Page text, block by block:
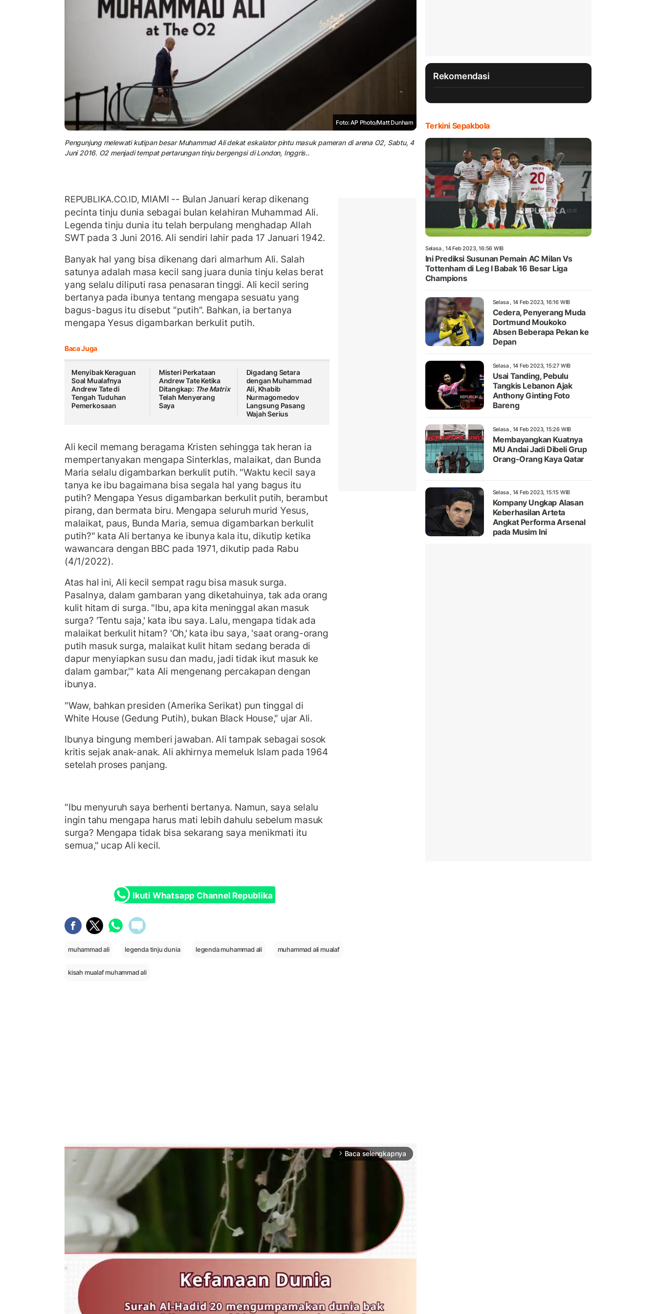
Foto: AP Photo/Matt Dunham
Pengunjung melewati kutipan besar Muhammad Ali dekat eskalator pintu masuk pameran di arena O2, Sabtu, 4
Juni 2016. O2 menjadi tempat pertarungan tinju bergengsi di London, Inggris..
REPUBLIKA.CO.ID, MIAMI -- Bulan Januari kerap dikenang
pecinta tinju dunia sebagai bulan kelahiran Muhammad Ali.
Legenda tinju dunia itu telah berpulang menghadap Allah
SWT pada 3 Juni 2016. Ali sendiri lahir pada 17 Januari 1942.
Banyak hal yang bisa dikenang dari almarhum Ali. Salah
satunya adalah masa kecil sang juara dunia tinju kelas berat
yang selalu diliputi rasa penasaran tinggi. Ali kecil sering
bertanya pada ibunya tentang mengapa sesuatu yang
bagus-bagus itu disebut "putih". Bahkan, ia bertanya
mengapa Yesus digambarkan berkulit putih.
Baca Juga
Menyibak Keraguan
Soal Mualafnya
Andrew Tate di
Tengah Tuduhan
Pemerkosaan
Misteri Perkataan
Andrew Tate Ketika
Ditangkap: The Matrix
Telah Menyerang
Saya
Digadang Setara
dengan Muhammad
Ali, Khabib
Nurmagomedov
Langsung Pasang
Wajah Serius
Ali kecil memang beragama Kristen sehingga tak heran ia
mempertanyakan mengapa Sinterklas, malaikat, dan Bunda
Maria selalu digambarkan berkulit putih. "Waktu kecil saya
tanya ke ibu bagaimana bisa segala hal yang bagus itu
putih? Mengapa Yesus digambarkan berkulit putih, berambut
pirang, dan bermata biru. Mengapa seluruh murid Yesus,
malaikat, paus, Bunda Maria, semua digambarkan berkulit
putih?" kata Ali bertanya ke ibunya kala itu, dikutip ketika
wawancara dengan BBC pada 1971, dikutip pada Rabu
(4/1/2022).
Atas hal ini, Ali kecil sempat ragu bisa masuk surga.
Pasalnya, dalam gambaran yang diketahuinya, tak ada orang
kulit hitam di surga. "Ibu, apa kita meninggal akan masuk
surga? 'Tentu saja,' kata ibu saya. Lalu, mengapa tidak ada
malaikat berkulit hitam? 'Oh,' kata ibu saya, 'saat orang-orang
putih masuk surga, malaikat kulit hitam sedang berada di
dapur menyiapkan susu dan madu, jadi tidak ikut masuk ke
dalam gambar,'" kata Ali mengenang percakapan dengan
ibunya.
"Waw, bahkan presiden (Amerika Serikat) pun tinggal di
White House (Gedung Putih), bukan Black House," ujar Ali.
Ibunya bingung memberi jawaban. Ali tampak sebagai sosok
kritis sejak anak-anak. Ali akhirnya memeluk Islam pada 1964
setelah proses panjang.
"Ibu menyuruh saya berhenti bertanya. Namun, saya selalu
ingin tahu mengapa harus mati lebih dahulu sebelum masuk
surga? Mengapa tidak bisa sekarang saya menikmati itu
semua," ucap Ali kecil.
Ikuti Whatsapp Channel Republika
muhammad ali legenda tinju dunia legenda muhammad ali muhammad ali mualaf
kisah mualaf muhammad ali
arrow_forward_ios Baca selengkapnya
Rekomendasi
Terkini Sepakbola
Selasa , 14 Feb 2023, 16:56 WIB
Ini Prediksi Susunan Pemain AC Milan Vs
Tottenham di Leg I Babak 16 Besar Liga
Champions
Selasa , 14 Feb 2023, 16:16 WIB
Cedera, Penyerang Muda
Dortmund Moukoko
Absen Beberapa Pekan ke
Depan
Selasa , 14 Feb 2023, 15:27 WIB
Usai Tanding, Pebulu
Tangkis Lebanon Ajak
Anthony Ginting Foto
Bareng
Selasa , 14 Feb 2023, 15:26 WIB
Membayangkan Kuatnya
MU Andai Jadi Dibeli Grup
Orang-Orang Kaya Qatar
Selasa , 14 Feb 2023, 15:15 WIB
Kompany Ungkap Alasan
Keberhasilan Arteta
Angkat Performa Arsenal
pada Musim Ini